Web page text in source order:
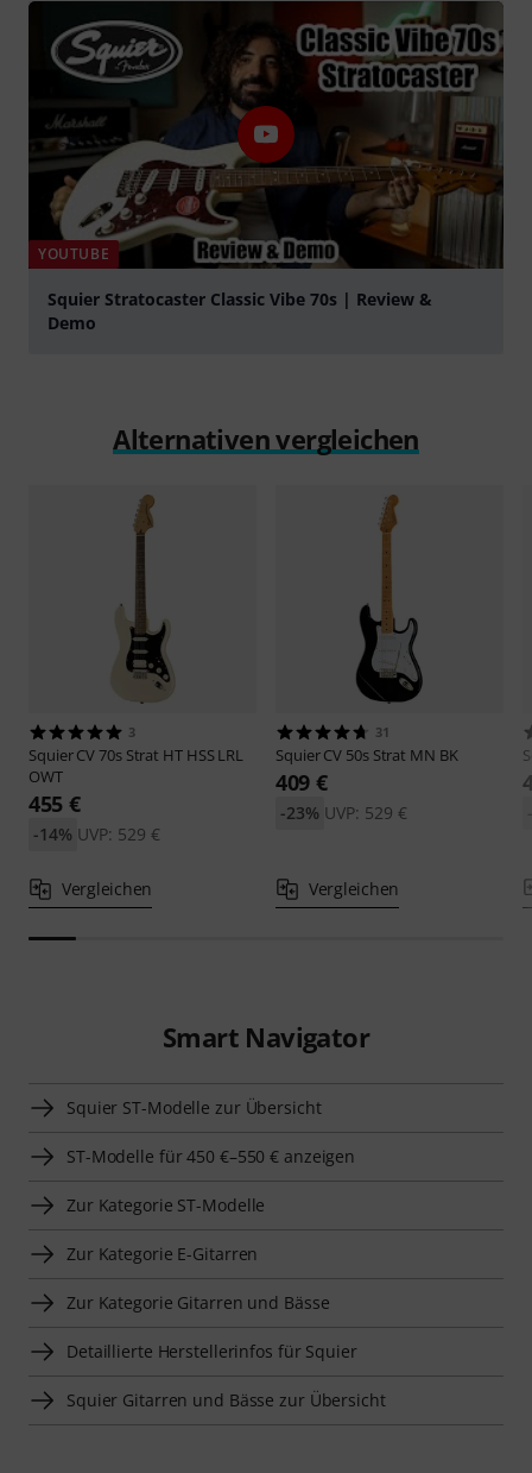
YOUTUBE
Squier Stratocaster Classic Vibe 70s | Review &
Demo
Alternativen vergleichen
3
SquierCV 70s Strat HT HSS LRL
OWT
455 €
UVP: 529 €
-14%
Vergleichen
31
SquierCV 50s Strat MN BK
409 €
UVP: 529 €
-23%
Vergleichen
Smart Navigator
Squier ST-Modelle zur Übersicht
ST-Modelle für 450 €–550 € anzeigen
Zur Kategorie ST-Modelle
Zur Kategorie E-Gitarren
Zur Kategorie Gitarren und Bässe
Detaillierte Herstellerinfos für Squier
Squier Gitarren und Bässe zur Übersicht